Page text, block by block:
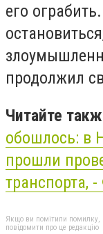
его
продолжил
Читайте
обошлось: в
прошли
транспорта,
Якщо ви помітили помилку,
повідомити про це редакцію